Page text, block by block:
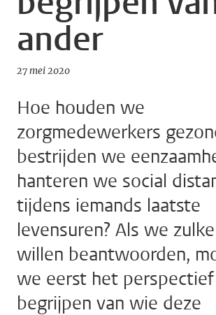
ander
27 mei 2020
Hoe houden we
zorgmedewerkers
bestrijden we
hanteren we social
tijdens iemands laatste
levensuren? Als we
willen beantwoorden,
we eerst het perspectief
begrijpen van wie deze